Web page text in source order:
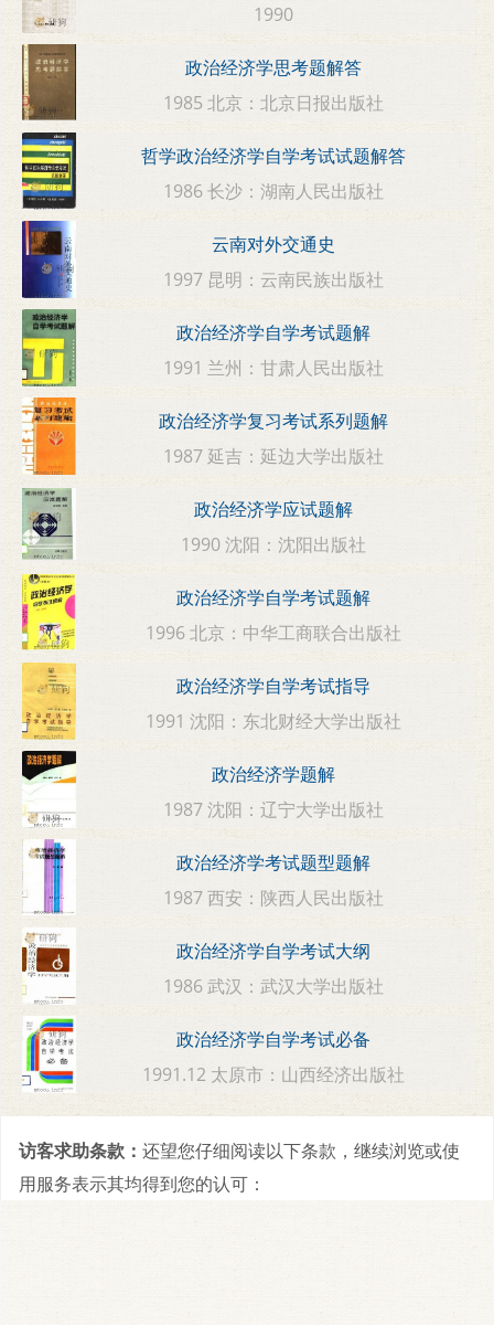
1990
政治经济学思考题解答
1985 北京：北京日报出版社
哲学政治经济学自学考试试题解答
1986 长沙：湖南人民出版社
云南对外交通史
1997 昆明：云南民族出版社
政治经济学自学考试题解
1991 兰州：甘肃人民出版社
政治经济学复习考试系列题解
1987 延吉：延边大学出版社
政治经济学应试题解
1990 沈阳：沈阳出版社
政治经济学自学考试题解
1996 北京：中华工商联合出版社
政治经济学自学考试指导
1991 沈阳：东北财经大学出版社
政治经济学题解
1987 沈阳：辽宁大学出版社
政治经济学考试题型题解
1987 西安：陕西人民出版社
政治经济学自学考试大纲
1986 武汉：武汉大学出版社
政治经济学自学考试必备
1991.12 太原市：山西经济出版社
访客求助条款： 还望您仔细阅读以下条款，继续浏览或使
用服务表示其均得到您的认可：